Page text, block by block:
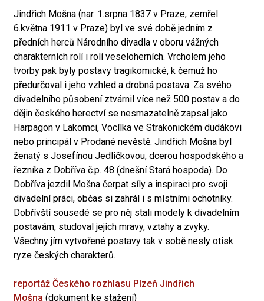
Jindřich Mošna (nar. 1.srpna 1837 v Praze, zemřel
6.května 1911 v Praze) byl ve své době jedním z
předních herců Národního divadla v oboru vážných
charakterních rolí i rolí veseloherních. Vrcholem jeho
tvorby pak byly postavy tragikomické, k čemuž ho
předurčoval i jeho vzhled a drobná postava. Za svého
divadelního působení ztvárnil více než 500 postav a do
dějin českého herectví se nesmazatelně zapsal jako
Harpagon v Lakomci, Vocílka ve Strakonickém dudákovi
nebo principál v Prodané nevěstě. Jindřich Mošna byl
ženatý s Josefínou Jedličkovou, dcerou hospodského a
řezníka z Dobříva č.p. 48 (dnešní Stará hospoda). Do
Dobříva jezdil Mošna čerpat síly a inspiraci pro svoji
divadelní práci, občas si zahrál i s místními ochotníky.
Dobřívští sousedé se pro něj stali modely k divadelním
postavám, studoval jejich mravy, vztahy a zvyky.
Všechny jím vytvořené postavy tak v sobě nesly otisk
ryze českých charakterů.
reportáž Českého rozhlasu Plzeň Jindřich
Mošna (dokument ke stažení)